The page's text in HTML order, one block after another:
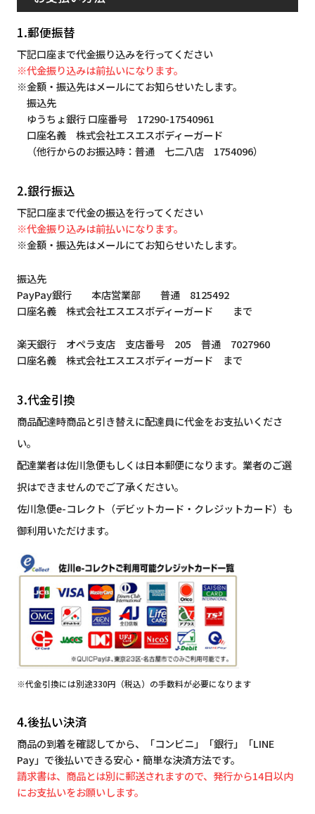
1.郵便振替
下記口座まで代金振り込みを行ってください
※代金振り込みは前払いになります。
※金額・振込先はメールにてお知らせいたします。
振込先
ゆうちょ銀行 口座番号 17290-17540961
口座名義 株式会社エスエスボディーガード
（他行からのお振込時：普通 七二八店 1754096）
2.銀行振込
下記口座まで代金の振込を行ってください
※代金振り込みは前払いになります。
※金額・振込先はメールにてお知らせいたします。
振込先
PayPay銀行 本店営業部 普通 8125492
口座名義 株式会社エスエスボディーガード まで
楽天銀行 オペラ支店 支店番号 205 普通 7027960
口座名義 株式会社エスエスボディーガード まで
3.代金引換
商品配達時商品と引き替えに配達員に代金をお支払いくださ
い。
配達業者は佐川急便もしくは日本郵便になります。業者のご選
択はできませんのでご了承ください。
佐川急便e-コレクト（デビットカード・クレジットカード）も
御利用いただけます。
※代金引換には別途330円（税込）の手数料が必要になります
4.後払い決済
商品の到着を確認してから、「コンビニ」「銀行」「LINE
Pay」で後払いできる安心・簡単な決済方法です。
請求書は、商品とは別に郵送されますので、発行から14日以内
にお支払いをお願いします。